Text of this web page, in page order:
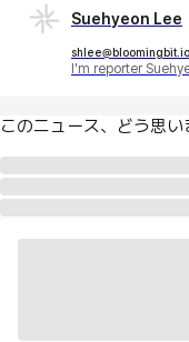
Suehyeon Lee
shlee@bloomingbit.io
I'm reporter
このニュース、どう思い